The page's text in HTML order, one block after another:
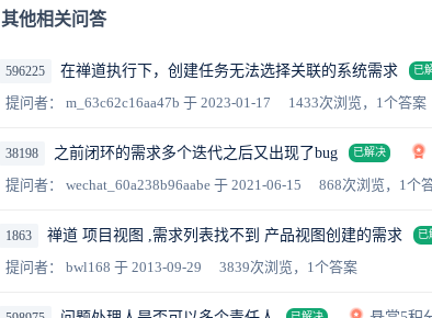
其他相关问答
596225 在禅道执行下，创建任务无法选择关联的系统需求 已
提问者： m_63c62c16aa47b 于 2023-01-17 1433次浏览，1个答案
38198 之前闭环的需求多个迭代之后又出现了bug 已解决
提问者： wechat_60a238b96aabe 于 2021-06-15 868次浏览，1个
1863 禅道 项目视图 ,需求列表找不到 产品视图创建的需求 已
提问者： bwl168 于 2013-09-29 3839次浏览，1个答案